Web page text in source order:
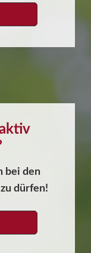
bei den
dürfen!